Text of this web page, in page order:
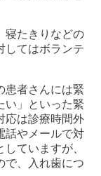
寝たきりなどの
してはボランテ
患者さんには緊
い」といった緊
応は診療時間外
話やメールで対
ていますが、
で、入れ歯につ